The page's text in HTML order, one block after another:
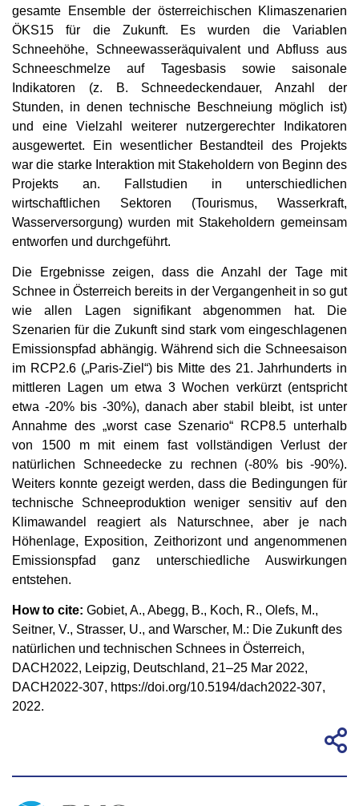
gesamte Ensemble der österreichischen Klimaszenarien
ÖKS15 für die Zukunft. Es wurden die Variablen
Schneehöhe, Schneewasseräquivalent und Abfluss aus
Schneeschmelze auf Tagesbasis sowie saisonale
Indikatoren (z. B. Schneedeckendauer, Anzahl der
Stunden, in denen technische Beschneiung möglich ist)
und eine Vielzahl weiterer nutzergerechter Indikatoren
ausgewertet. Ein wesentlicher Bestandteil des Projekts
war die starke Interaktion mit Stakeholdern von Beginn des
Projekts an. Fallstudien in unterschiedlichen
wirtschaftlichen Sektoren (Tourismus, Wasserkraft,
Wasserversorgung) wurden mit Stakeholdern gemeinsam
entworfen und durchgeführt.
Die Ergebnisse zeigen, dass die Anzahl der Tage mit
Schnee in Österreich bereits in der Vergangenheit in so gut
wie allen Lagen signifikant abgenommen hat. Die
Szenarien für die Zukunft sind stark vom eingeschlagenen
Emissionspfad abhängig. Während sich die Schneesaison
im RCP2.6 („Paris-Ziel“) bis Mitte des 21. Jahrhunderts in
mittleren Lagen um etwa 3 Wochen verkürzt (entspricht
etwa -20% bis -30%), danach aber stabil bleibt, ist unter
Annahme des „worst case Szenario“ RCP8.5 unterhalb
von 1500 m mit einem fast vollständigen Verlust der
natürlichen Schneedecke zu rechnen (-80% bis -90%).
Weiters konnte gezeigt werden, dass die Bedingungen für
technische Schneeproduktion weniger sensitiv auf den
Klimawandel reagiert als Naturschnee, aber je nach
Höhenlage, Exposition, Zeithorizont und angenommenen
Emissionspfad ganz unterschiedliche Auswirkungen
entstehen.
How to cite: Gobiet, A., Abegg, B., Koch, R., Olefs, M.,
Seitner, V., Strasser, U., and Warscher, M.: Die Zukunft des
natürlichen und technischen Schnees in Österreich,
DACH2022, Leipzig, Deutschland, 21–25 Mar 2022,
DACH2022-307, https://doi.org/10.5194/dach2022-307,
2022.